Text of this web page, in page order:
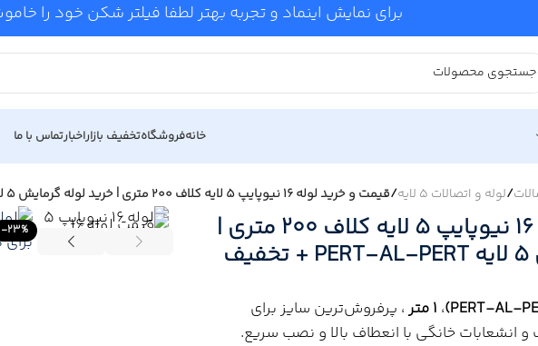
برای نمایش اینماد و تجربه بهتر لطفا فیلتر شکن خود را
خانهفروشگاهتخفیف بازاراخبارتماس با ما
/لوله و اتصالات 5 لایه /قیمت و خرید لوله ۱۶ نیوپایپ ۵ لایه کلاف ۲۰۰ متری | خرید لوله گرمایش 5 لایه PERT-AL-PERT + تخفیف برای پروژه
-23% قیمت و خرید لوله ۱۶ نیوپایپ ۵ لایه کلاف ۲۰۰ متری |
خرید لوله گرمایش 5 لایه PERT-AL-PERT + تخفیف
، 1 متر
، پرفروش‌ترین سایز برای
خانگی با انعطاف بالا و نصب سریع.